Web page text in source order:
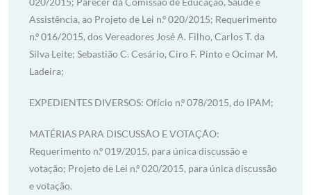
Assistência, ao Projeto de Lei n.º 020/2015; Requerimento
n.º 016/2015, dos Vereadores José A. Filho, Carlos T. da
Silva Leite; Sebastião C. Cesário, Ciro F. Pinto e Ocimar M.
Ladeira;
EXPEDIENTES DIVERSOS: Ofício n.º 078/2015, do IPAM;
MATÉRIAS PARA DISCUSSÃO E VOTAÇÃO:
Requerimento n.º 019/2015, para única discussão e
votação; Projeto de Lei n.º 020/2015, para única discussão
e votação.